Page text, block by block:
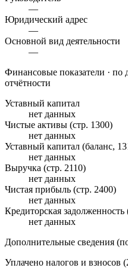
—
Юридический адрес
—
Основной вид деятельности
—
Финансовые показатели · по
отчётности
Уставный капитал
нет данных
Чистые активы (стр. 1300)
нет данных
Уставный капитал (баланс,
нет данных
Выручка (стр. 2110)
нет данных
Чистая прибыль (стр. 2400)
нет данных
Кредиторская задолженность
нет данных
Дополнительные сведения
Уплачено налогов и взносов